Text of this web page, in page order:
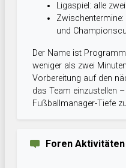
Ligaspiel: alle
und
Der Name ist
weniger als zwei
Vorbereitung auf den
das Team einzustellen
Fußballmanager-Tiefe
Foren Aktivitäten